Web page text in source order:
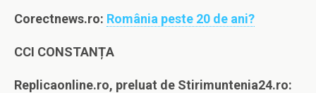
Corectnews.ro: România peste 20 de ani?
CCI CONSTANȚA
Replicaonline.ro, preluat de Stirimuntenia24.ro: